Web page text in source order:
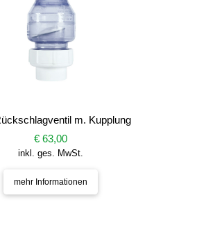
m. Kupplung
€ 63,00
inkl. ges. MwSt.
mehr Informationen